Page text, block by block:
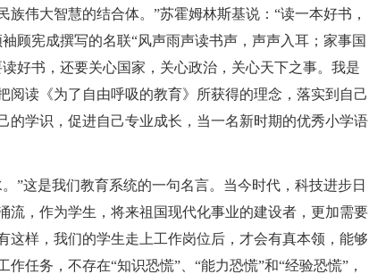
伟大智慧的结合体。”苏霍姆林斯基说：“读一本好书，
顾宪成撰写的名联“风声雨声读书声，声声入耳；家事国
好书，还要关心国家，关心政治，关心天下之事。我是
阅读《为了自由呼吸的教育》所获得的理念，落实到自己
的学识，促进自己专业成长，当一名新时期的优秀小学语
”这是我们教育系统的一句名言。当今时代，科技进步日
流，作为学生，将来祖国现代化事业的建设者，更加需要
这样，我们的学生走上工作岗位后，才会有真本领，能够
任务，不存在“知识恐慌”、“能力恐慌”和“经验恐慌”，